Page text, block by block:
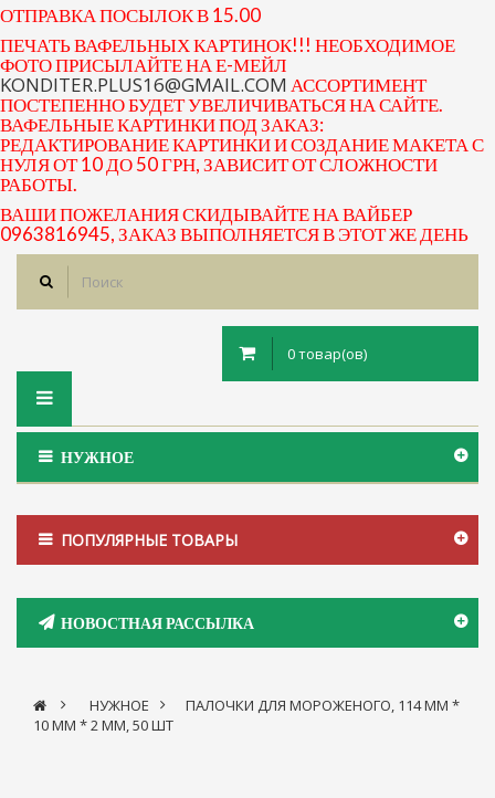
ОТПРАВКА ПОСЫЛОК В 15.00
ПЕЧАТЬ ВАФЕЛЬНЫХ КАРТИНОК!!! НЕОБХОДИМОЕ
ФОТО ПРИСЫЛАЙТЕ НА Е-МЕЙЛ
KONDITER.PLUS16@GMAIL.COM АССОРТИМЕНТ
ПОСТЕПЕННО БУДЕТ УВЕЛИЧИВАТЬСЯ НА САЙТЕ.
ВАФЕЛЬНЫЕ КАРТИНКИ ПОД ЗАКАЗ:
РЕДАКТИРОВАНИЕ КАРТИНКИ И СОЗДАНИЕ МАКЕТА С
НУЛЯ ОТ 10 ДО 50 ГРН, ЗАВИСИТ ОТ СЛОЖНОСТИ
РАБОТЫ.
ВАШИ ПОЖЕЛАНИЯ СКИДЫВАЙТЕ НА ВАЙБЕР
0963816945, ЗАКАЗ ВЫПОЛНЯЕТСЯ В ЭТОТ ЖЕ ДЕНЬ
0 товар(ов)
Toggle
НУЖНОЕ
ПОПУЛЯРНЫЕ ТОВАРЫ
НОВОСТНАЯ РАССЫЛКА
> НУЖНОЕ >
ПАЛОЧКИ ДЛЯ МОРОЖЕНОГО, 114 ММ *
10 ММ * 2 ММ, 50 ШТ